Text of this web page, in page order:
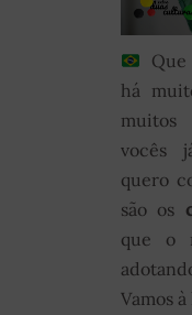
Que
há
muitos
vocês
quero
são os
que o
Vamos à